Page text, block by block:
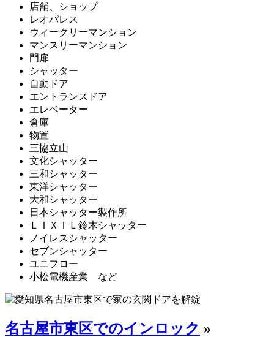
店舗、ショップ
レオパレス
ウィークリーマンション
マンスリーマンション
門扉
シャッター
自動ドア
エントランスドア
エレベーター
倉庫
物置
三協立山
文化シャッター
三和シャッター
東洋シャッター
大和シャッター
日本シャッター製作所
ＬＩＸＩＬ鈴木シャッター
ノイレスシャッター
セブンシャッター
ユニフロー
小松電機産業 など
名古屋市東区でのインロック »